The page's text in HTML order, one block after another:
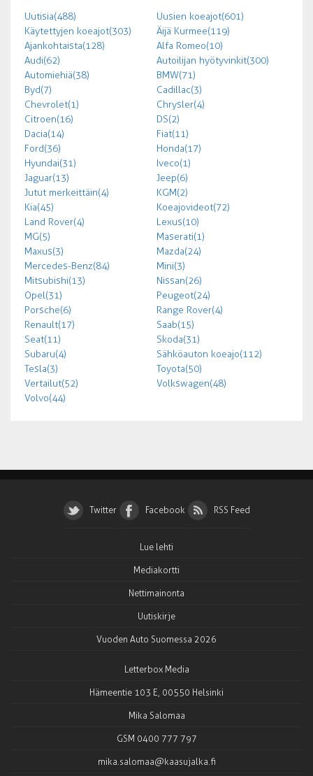
Uutisia (488)
Uusien koeajot (601)
Käytettyjen koeajot (303)
Äijä Kurmee (119)
Ajankohtaista (128)
Alfa Romeo (10)
Audi (62)
Autoilijan hyötyvinkit (300)
Automiehiä (38)
BMW (71)
Byd (7)
Cadillac (3)
Chevrolet (1)
Chrysler (4)
Citroen (16)
DS (2)
Dacia (14)
Fiat (11)
Ford (36)
Honda (17)
Hyundai (31)
Iveco (1)
Jaguar (13)
Jeep (6)
Jutut merkeittäin (4)
KGM (2)
Kia (45)
Koeajovideot (72)
Land Rover (4)
Lexus (10)
MG (5)
Maserati (1)
Maxus (3)
Mazda (24)
Mercedes-Benz (84)
Mini (3)
Mitsubishi (13)
Nissan (26)
Opel (31)
Peugeot (24)
Porsche (6)
Range Rover (4)
Renault (17)
Saab (15)
Seat (11)
Skoda (31)
Subaru (4)
Sähköauton koeajo (112)
Tesla (3)
Toyota (50)
Vertailut (52)
Volkswagen (48)
Volvo (44)
Twitter Facebook RSS Feed
Lue lehti
Mediakortti
Nettimainonta
Uutiskirje
Vuoden Auto Suomessa 2026
Letterbox Media
Hämeentie 103 E, 00550 Helsinki
Mika Salomaa
GSM 0400 777 797
mika.salomaa@kaasujalka.fi